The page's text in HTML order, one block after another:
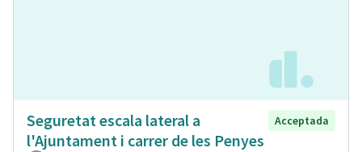
Seguretat escala lateral a
l'Ajuntament i carrer de les Penyes
Acceptada